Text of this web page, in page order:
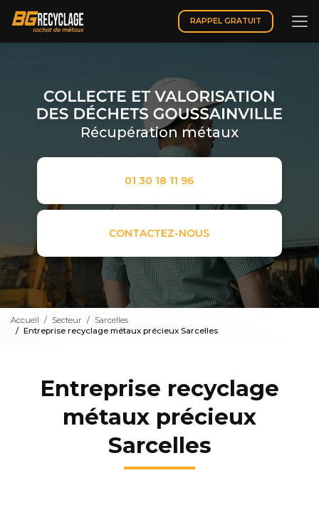
contenu
principal
RAPPEL GRATUIT
Récupération métaux
01 30 18 11 96
CONTACTEZ-NOUS
Accueil Secteur
Sarcelles
Entreprise recyclage métaux précieux Sarcelles
Entreprise recyclage
métaux précieux
Sarcelles